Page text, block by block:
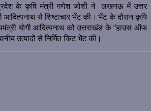
के कृषि मंत्री गणेश जोशी ने लखनऊ में उत्तर
आदित्यनाथ से शिष्टाचार भेंट की। भेंट के दौरान कृषि
योगी आदित्यनाथ को उत्तराखंड के “हाउस ऑफ
उत्पादों से निर्मित किट भेंट की।